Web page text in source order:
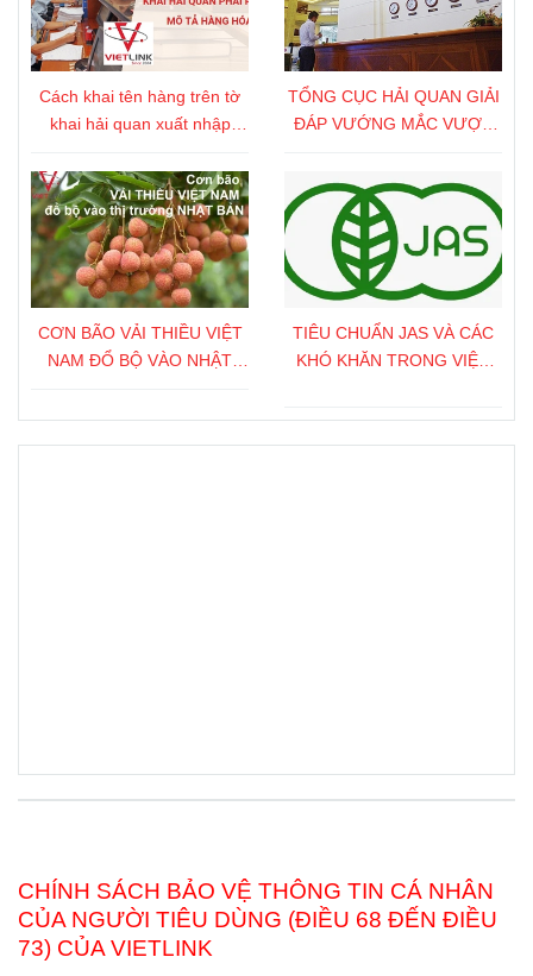
Cách khai tên hàng trên tờ
khai hải quan xuất nhập
TỔNG CỤC HẢI QUAN GIẢI
ĐÁP VƯỚNG MẮC VƯỢT
CƠN BÃO VẢI THIỀU VIỆT
NAM ĐỔ BỘ VÀO NHẬT
TIÊU CHUẨN JAS VÀ CÁC
KHÓ KHĂN TRONG VIỆC
CHÍNH SÁCH BẢO VỆ THÔNG TIN CÁ NHÂN
CỦA NGƯỜI TIÊU DÙNG (ĐIỀU 68 ĐẾN ĐIỀU
73) CỦA VIETLINK